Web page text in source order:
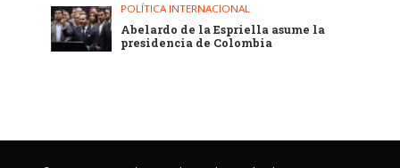
POLÍTICA INTERNACIONAL
Abelardo de la Espriella asume la
presidencia de Colombia